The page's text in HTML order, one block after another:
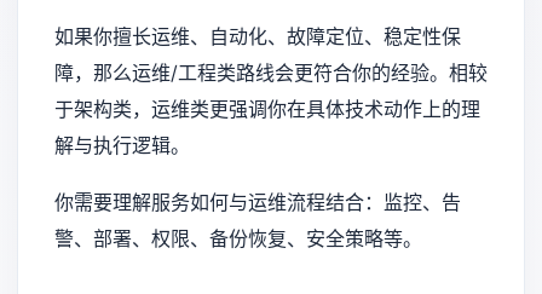
如果你擅长运维、自动化、故障定位、稳定性保
障，那么运维/工程类路线会更符合你的经验。相较
于架构类，运维类更强调你在具体技术动作上的理
解与执行逻辑。
你需要理解服务如何与运维流程结合：监控、告
警、部署、权限、备份恢复、安全策略等。